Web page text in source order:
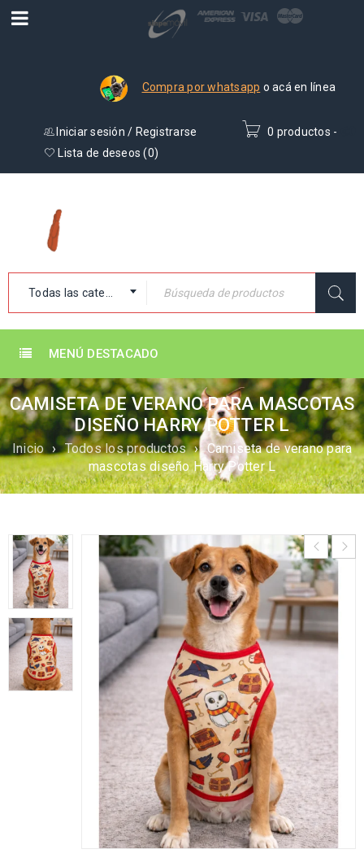
Compra por whatsapp o acá en línea
0 productos -
Iniciar sesión / Registrarse
Lista de deseos (0)
Todas las categorías
MENÚ DESTACADO
CAMISETA DE VERANO PARA MASCOTAS
DISEÑO HARRY POTTER L
Inicio › Todos los productos › Camiseta de verano para
mascotas diseño Harry Potter L